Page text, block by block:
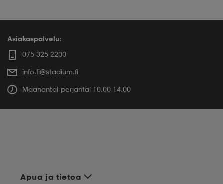
Asiakaspalvelu:
075 325 2200
info.fi@stadium.fi
Maanantai-perjantai 10.00-14.00
Apua ja tietoa